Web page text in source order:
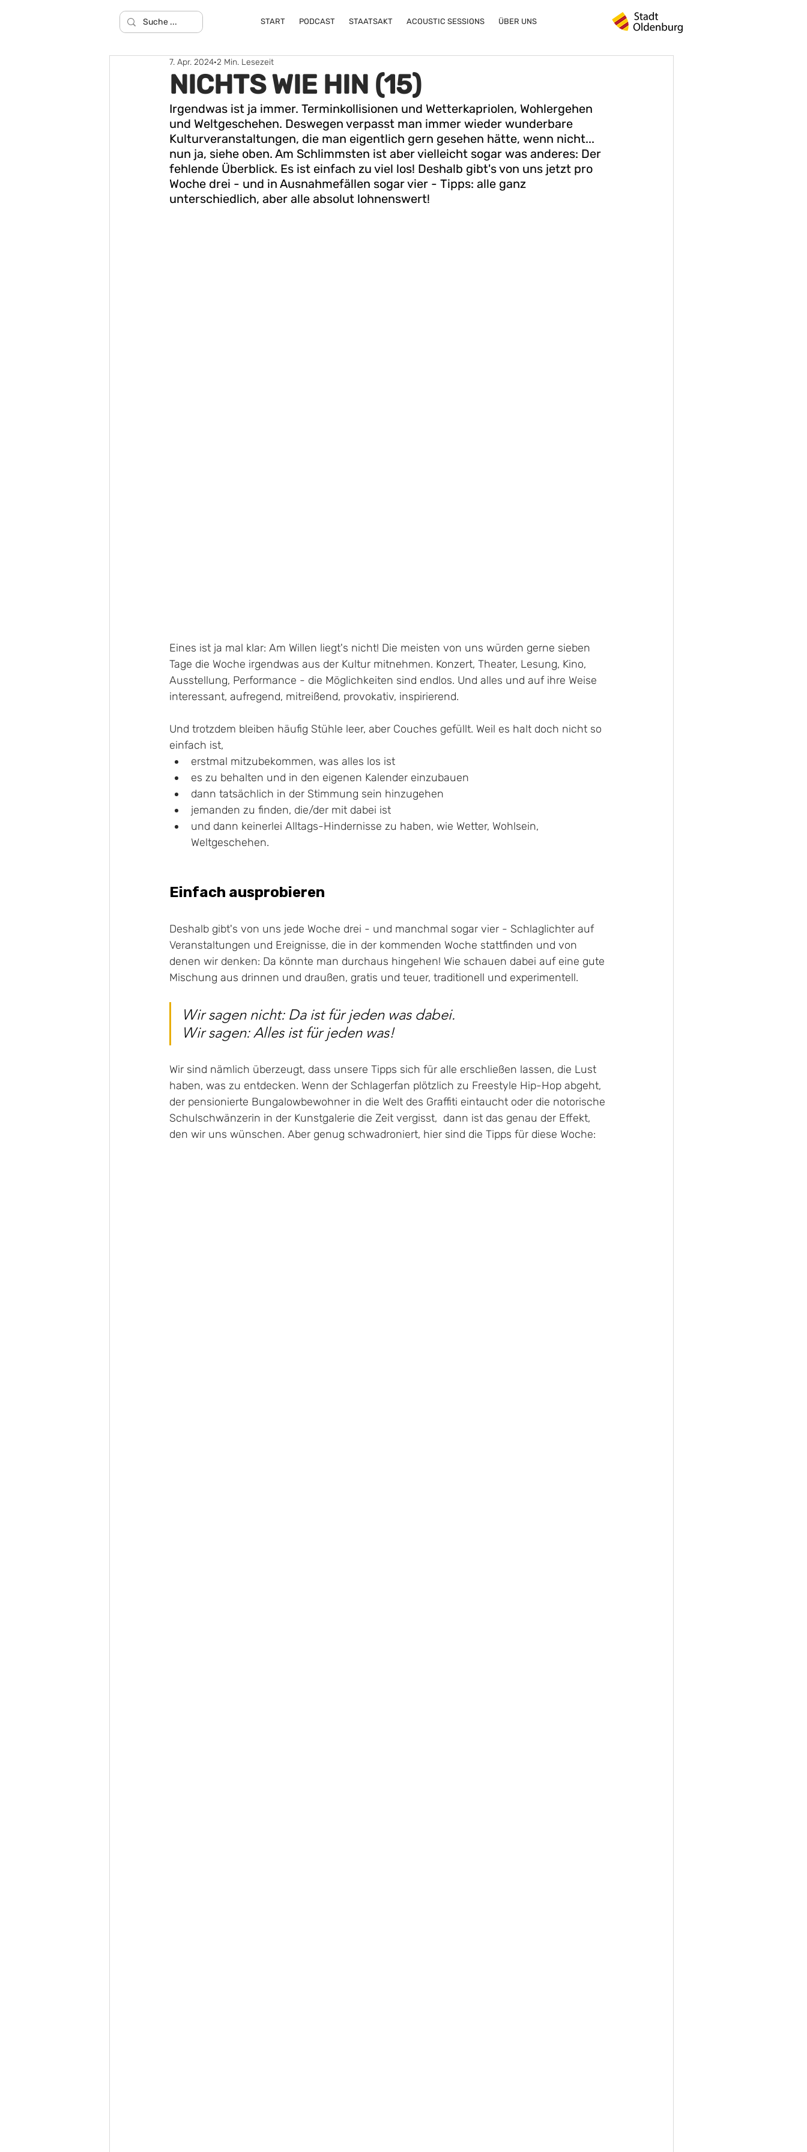
START PODCAST STAATSAKT ACOUSTIC SESSIONS ÜBER UNS
NICHTS WIE HIN (15)
7. Apr. 2024 2 Min. Lesezeit
Irgendwas ist ja immer. Terminkollisionen und Wetterkapriolen, Wohlergehen
und Weltgeschehen. Deswegen verpasst man immer wieder wunderbare
Kulturveranstaltungen, die man eigentlich gern gesehen hätte, wenn nicht...
nun ja, siehe oben. Am Schlimmsten ist aber vielleicht sogar was anderes: Der
fehlende Überblick. Es ist einfach zu viel los! Deshalb gibt's von uns jetzt pro
Woche drei - und in Ausnahmefällen sogar vier - Tipps: alle ganz
unterschiedlich, aber alle absolut lohnenswert!
Eines ist ja mal klar: Am Willen liegt's nicht! Die meisten von uns würden gerne sieben
Tage die Woche irgendwas aus der Kultur mitnehmen. Konzert, Theater, Lesung, Kino,
Ausstellung, Performance - die Möglichkeiten sind endlos. Und alles und auf ihre Weise
interessant, aufregend, mitreißend, provokativ, inspirierend.
Und trotzdem bleiben häufig Stühle leer, aber Couches gefüllt. Weil es halt doch nicht so
einfach ist,
erstmal mitzubekommen, was alles los ist
es zu behalten und in den eigenen Kalender einzubauen
dann tatsächlich in der Stimmung sein hinzugehen
jemanden zu finden, die/der mit dabei ist
und dann keinerlei Alltags-Hindernisse zu haben, wie Wetter, Wohlsein,
Weltgeschehen.
Einfach ausprobieren
Deshalb gibt's von uns jede Woche drei - und manchmal sogar vier - Schlaglichter auf
Veranstaltungen und Ereignisse, die in der kommenden Woche stattfinden und von
denen wir denken: Da könnte man durchaus hingehen! Wie schauen dabei auf eine gute
Mischung aus drinnen und draußen, gratis und teuer, traditionell und experimentell.
Wir sagen nicht: Da ist für jeden was dabei.
Wir sagen: Alles ist für jeden was!
Wir sind nämlich überzeugt, dass unsere Tipps sich für alle erschließen lassen, die Lust
haben, was zu entdecken. Wenn der Schlagerfan plötzlich zu Freestyle Hip-Hop abgeht,
der pensionierte Bungalowbewohner in die Welt des Graffiti eintaucht oder die notorische
Schulschwänzerin in der Kunstgalerie die Zeit vergisst,  dann ist das genau der Effekt,
den wir uns wünschen. Aber genug schwadroniert, hier sind die Tipps für diese Woche: